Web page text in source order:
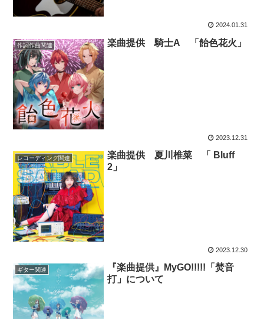
2024.01.31
作詞作曲関連 楽曲提供 騎士A 「飴色花火」
2023.12.31
レコーディング関連
楽曲提供 夏川椎菜 「 Bluff
2」
2023.12.30
ギター関連
『楽曲提供』MyGO!!!!!「焚音
打」について